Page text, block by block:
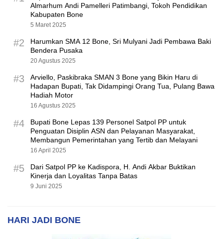
Almarhum Andi Pamelleri Patimbangi, Tokoh Pendidikan
Kabupaten Bone
5 Maret 2025
#2
Harumkan SMA 12 Bone, Sri Mulyani Jadi Pembawa Baki
Bendera Pusaka
20 Agustus 2025
#3
Arviello, Paskibraka SMAN 3 Bone yang Bikin Haru di
Hadapan Bupati, Tak Didampingi Orang Tua, Pulang Bawa
Hadiah Motor
16 Agustus 2025
#4
Bupati Bone Lepas 139 Personel Satpol PP untuk
Penguatan Disiplin ASN dan Pelayanan Masyarakat,
Membangun Pemerintahan yang Tertib dan Melayani
16 April 2025
#5
Dari Satpol PP ke Kadispora, H. Andi Akbar Buktikan
Kinerja dan Loyalitas Tanpa Batas
9 Juni 2025
HARI JADI BONE